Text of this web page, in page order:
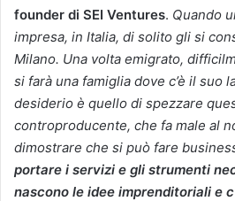
founder di SEI Ventures. Quando
impresa, in Italia, di solito gli si
Milano. Una volta emigrato,
si farà una famiglia dove c’è il suo
desiderio è quello di spezzare
controproducente, che fa male al
dimostrare che si può fare
portare i servizi e gli strumenti
nascono le idee imprenditoriali e